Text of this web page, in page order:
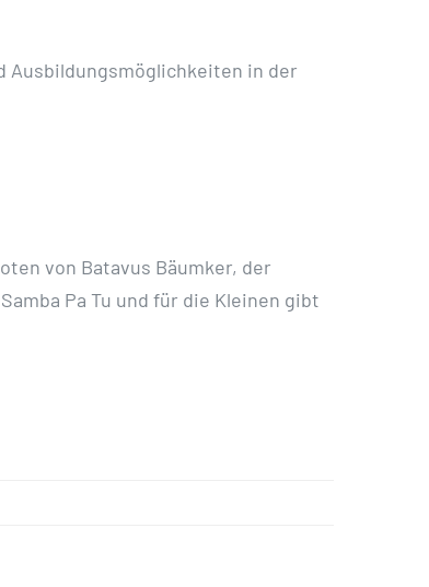
Ausbildungsmöglichkeiten in der
von Batavus Bäumker, der
Pa Tu und für die Kleinen gibt